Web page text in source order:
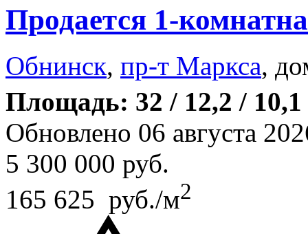
Продается 1-
Обнинск, пр-т Маркса,
Площадь: 32 / 12,2 /
Обновлено 06 августа
5 300 000 руб.
165 625 руб./м2